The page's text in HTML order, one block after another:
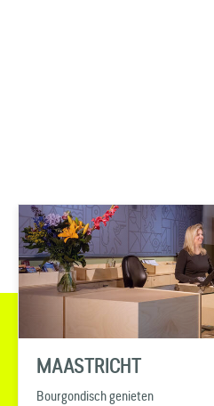
MAASTRICHT
Bourgondisch genieten